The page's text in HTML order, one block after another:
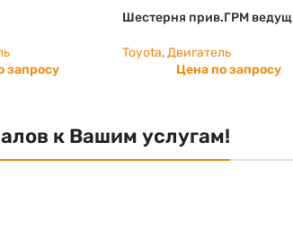
запросу
Шестерня прив.ГРМ ведущ
Toyota,Двигатель
Цена по запросу
к Вашим услугам!